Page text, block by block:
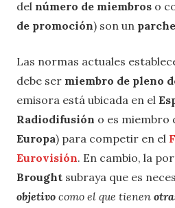
del número de miembros o
de promoción) son un parche
Las normas actuales
debe ser miembro de pleno
emisora está ubicada en el
Radiodifusión o es miembro
Europa) para competir en el
Eurovisión. En cambio, la
Brought subraya que es
objetivo como el que tienen